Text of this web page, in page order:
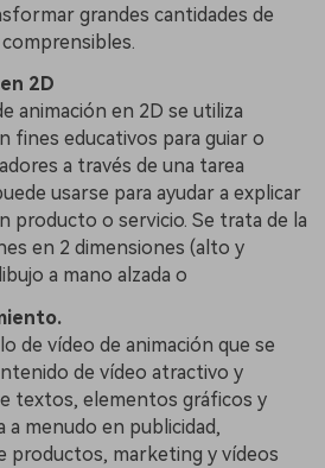
grandes cantidades de
2D
animación en 2D se utiliza
fines educativos para guiar o
a través de una tarea
usarse para ayudar a explicar
producto o servicio. Se trata de la
en 2 dimensiones (alto y
a mano alzada o
de vídeo de animación que se
de vídeo atractivo y
textos, elementos gráficos y
a menudo en publicidad,
productos, marketing y vídeos